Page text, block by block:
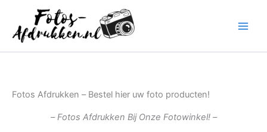
inhoud
Fotos Afdrukken – Bestel hier uw foto producten!
– Fotos Afdrukken Bij Onze Fotowinkel! –